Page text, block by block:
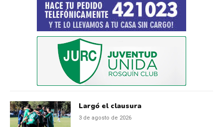
Largó el clausura
3 de agosto de 2026